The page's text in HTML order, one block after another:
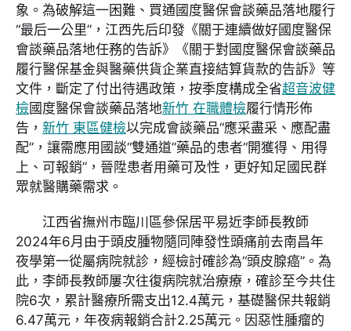
象。為破解這一困難、買通國度醫保會談藥品落地履行
“最后一公里”，江西先后印發《關于連續做好國度醫保
會談藥品落地任務的告訴》《關于對國度醫保會談藥品
履行醫保基金與醫藥供貨企業直接結算貨款的告訴》等
文件，斷定了付出待遇政策，按季度構成全省超音波健
檢國度醫保會談藥品落地新竹 在職體檢履行情形佈
告， 新竹 東區健檢以完成會談藥品“應采盡采、應配盡
配”，讓需應用國談“雙通道”藥品的患者“開獲得、用得
上、可報銷”，晉陞患者用藥可及性，更好知足國民群
眾就醫購藥需求。
江西省撫州市臨川區參保居平易近李師長教師
2024年6月由于頭皮腫物隨同陣發性頭痛前去南昌年
夜學第一從屬病院就診，經檢討確診為“頭皮腺癌”。為
此，李師長教師屢次往復病院就治療療，確診至今共住
院6次，累計醫療所需支出12.4萬元，基礎醫保共報銷
6.47萬元，年夜病報銷合計2.25萬元。因惡性腫瘤的